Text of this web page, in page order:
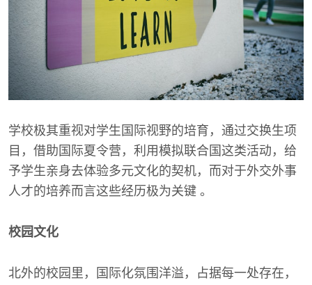
学校极其重视对学生国际视野的培育，通过交换生项
目，借助国际夏令营，利用模拟联合国这类活动，给
予学生亲身去体验多元文化的契机，而对于外交外事
人才的培养而言这些经历极为关键 。
校园文化
北外的校园里，国际化氛围洋溢，占据每一处存在，